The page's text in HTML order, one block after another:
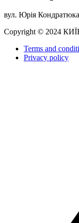
вул. Юрія
Copyright © 2024
Terms and
Privacy policy